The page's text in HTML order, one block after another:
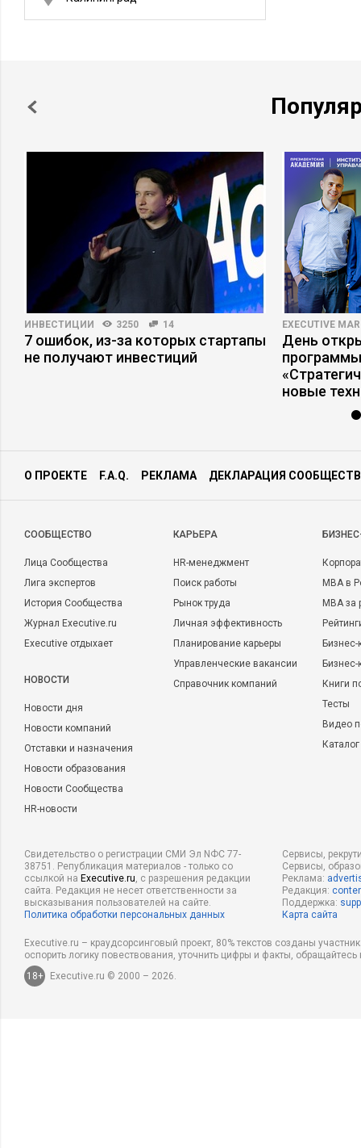
ИНВЕСТИЦИИ 3250 14
7 ошибок, из-за которых стартапы
не получают инвестиций
EXECUTIVE
День
новые
О ПРОЕКТЕ F.A.Q. РЕКЛАМА ДЕКЛАРАЦИЯ
CООБЩЕСТВО
Лица Сообщества
Лига экспертов
История Сообщества
Журнал Executive.ru
Executive отдыхает
НОВОСТИ
Новости дня
Новости компаний
Отставки и назначения
Новости образования
Новости Сообщества
HR-новости
КАРЬЕРА
HR-менеджмент
Поиск работы
Рынок труда
Личная эффективность
Планирование карьеры
Управленческие вакансии
Справочник компаний
MBA в
MBA
Бизнес-
Книги
Тесты
Видео
Свидетельство о регистрации СМИ Эл NФС 77-
38751. Републикация материалов - только со
ссылкой на Executive.ru, с разрешения редакции
сайта. Редакция не несет ответственности за
высказывания пользователей на сайте.
Политика обработки персональных данных
Сервисы,
Сервисы,
Реклама:
Редакция:
Поддержка:
Карта сайта
Executive.ru – краудсорсинговый проект, 80% текстов созданы
оспорить логику повествования, уточнить цифры и факты,
18+
Executive.ru © 2000 – 2026.